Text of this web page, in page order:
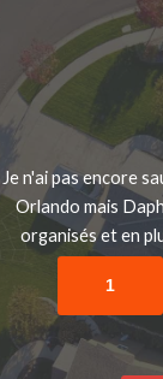
Je n'ai pas encore
Orlando mais
organisés et en
1